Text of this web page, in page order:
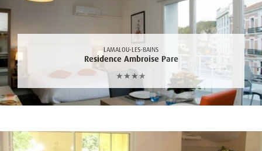
LAMALOU-LES-BAINS
Residence Ambroise Pare
★★★★